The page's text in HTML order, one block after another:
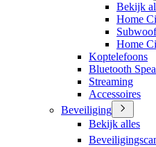
Bekijk
Home
Home
Koptelefoons
Bluetooth
Streaming
Accessoires
Beveiliging
Bekijk alles